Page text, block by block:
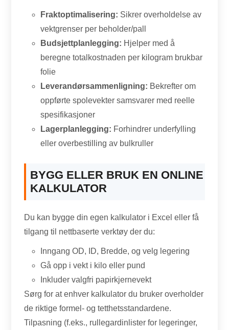
Fraktoptimalisering: Sikrer overholdelse av
vektgrenser per beholder/pall
Budsjettplanlegging: Hjelper med å
beregne totalkostnaden per kilogram brukbar
folie
Leverandørsammenligning: Bekrefter om
oppførte spolevekter samsvarer med reelle
spesifikasjoner
Lagerplanlegging: Forhindrer underfylling
eller overbestilling av bulkruller
BYGG ELLER BRUK EN ONLINE
KALKULATOR
Du kan bygge din egen kalkulator i Excel eller få
tilgang til nettbaserte verktøy der du:
Inngang OD, ID, Bredde, og velg legering
Gå opp i vekt i kilo eller pund
Inkluder valgfri papirkjernevekt
Sørg for at enhver kalkulator du bruker overholder
de riktige formel- og tetthetsstandardene.
Tilpasning (f.eks., rullegardinlister for legeringer,